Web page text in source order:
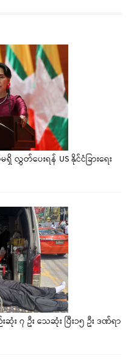
လွှတ်ပေးရန် US နိုင်ငံခြားရေး
း ၇ ဦး သေဆုံး ပြီး၁၅ ဦး ဒဏ်ရာ